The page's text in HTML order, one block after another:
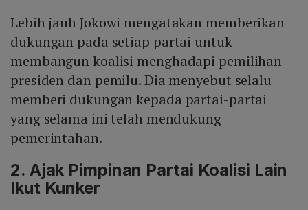
Lebih jauh Jokowi mengatakan memberikan
dukungan pada setiap partai untuk
membangun koalisi menghadapi pemilihan
presiden dan pemilu. Dia menyebut selalu
memberi dukungan kepada partai-partai
yang selama ini telah mendukung
pemerintahan.
2. Ajak Pimpinan Partai Koalisi Lain
Ikut Kunker